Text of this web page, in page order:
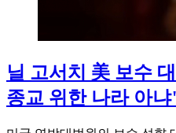
닐 고서치 美 보수
종교 위한 나라 아